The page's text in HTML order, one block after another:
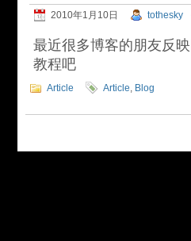
2010年1月10日 tothesky
最近很多博客的朋友反
教程吧
Article Article, Blog